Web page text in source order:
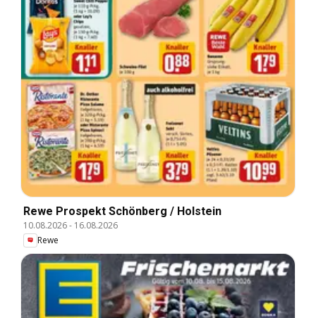
Rewe Prospekt Schönberg / Holstein
10.08.2026- 16.08.2026
Rewe